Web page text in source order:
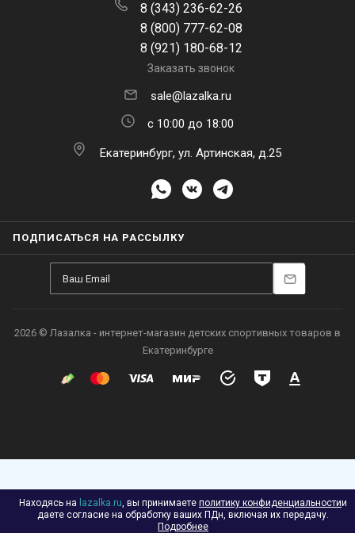
8 (343) 236-62-26
8 (800) 777-62-08
8 (921) 180-68-12
Заказать звонок
sale@lazalka.ru
с 10:00 до 18:00
Екатеринбург, ул. Артинская, д.25
ПОДПИСАТЬСЯ НА РАССЫЛКУ
2026 © Лазалка - интернет-магазин детских спортивных товаров в
Екатеринбурге
Находясь на lazalka.ru, вы принимаете политику конфиденциальностии
даете согласие на обработку ваших ПДн, включая их передачу.
Подробнее